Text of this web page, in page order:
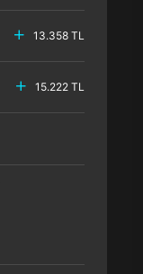
13.358 TL
15.222 TL